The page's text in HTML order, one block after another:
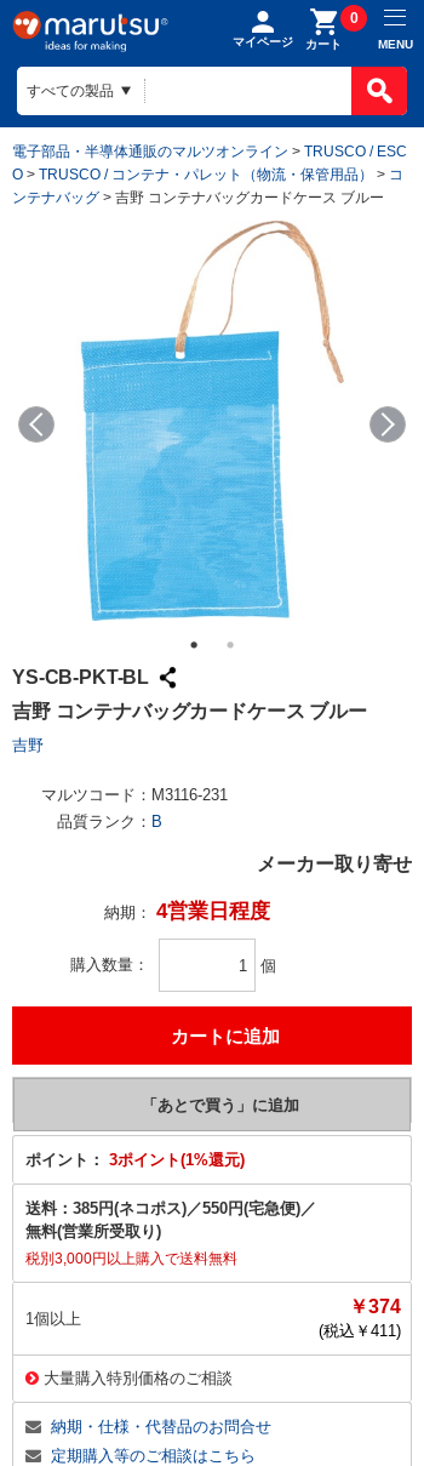
マイページ カート
0
MENU
電子部品・半導体通販のマルツオンライン > TRUSCO / ESC
O > TRUSCO / コンテナ・パレット（物流・保管用品） > コ
ンテナバッグ > 吉野 コンテナバッグカードケース ブルー
YS-CB-PKT-BL
吉野 コンテナバッグカードケース ブルー
吉野
マルツコード： M3116-231
品質ランク： B
メーカー取り寄せ
納期： 4営業日程度
購入数量 個
ポイント： 3ポイント(1%還元)
送料： 385円(ネコポス)／550円(宅急便)／
無料(営業所受取り)
税別3,000円以上購入で送料無料
1個以上
￥374
(税込￥ 411)
大量購入特別価格のご相談
納期・仕様・代替品のお問合せ
定期購入等のご相談はこちら